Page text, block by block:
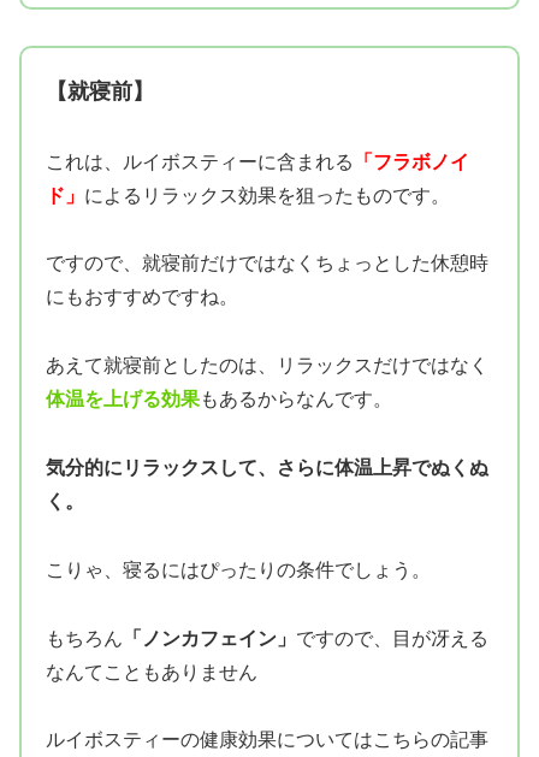
【就寝前】
これは、ルイボスティーに含まれる
「フラボノイ
ド」 によるリラックス効果を狙ったものです。
ですので、就寝前だけではなくちょっとした休憩時
にもおすすめですね。
あえて就寝前としたのは、リラックスだけではなく
体温を上げる効果もあるからなんです。
気分的にリラックスして、さらに体温上昇でぬくぬ
く。
こりゃ、寝るにはぴったりの条件でしょう。
もちろん 「ノンカフェイン」 ですので、目が冴える
なんてこともありません
ルイボスティーの健康効果についてはこちらの記事